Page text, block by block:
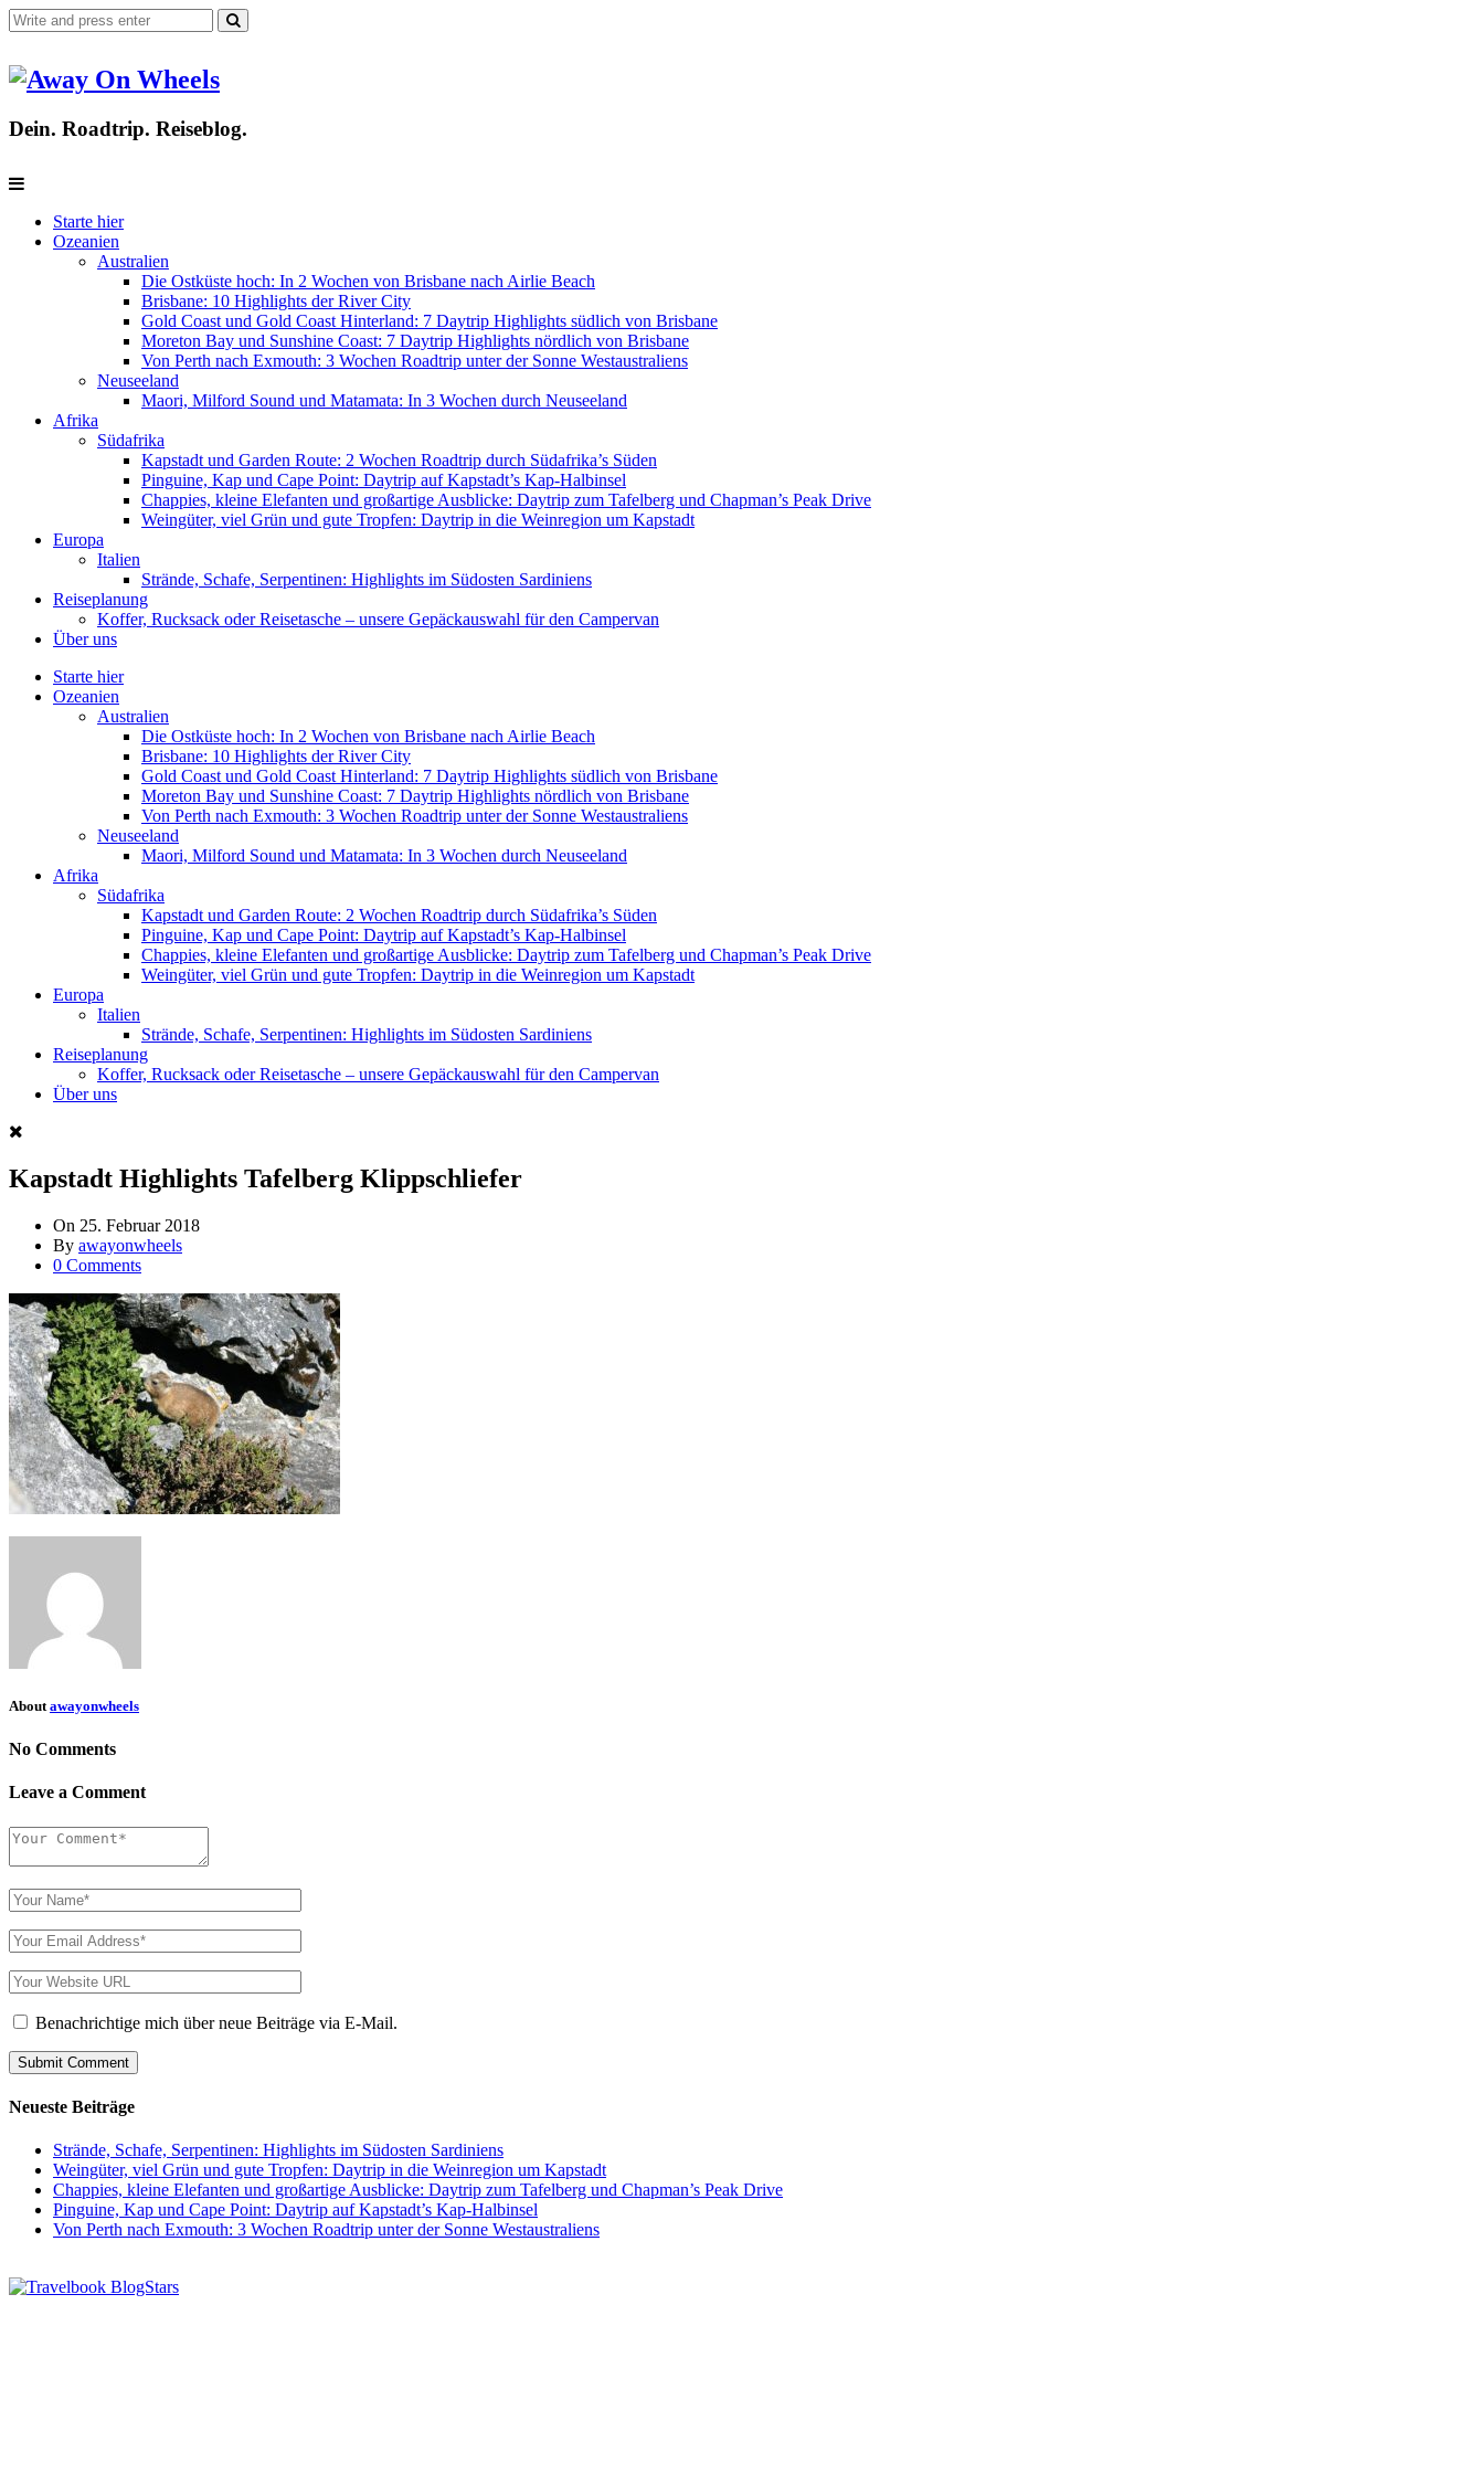
Dein. Roadtrip. Reiseblog.
Starte hier
Ozeanien
Australien
Die Ostküste hoch: In 2 Wochen von Brisbane nach Airlie Beach
Brisbane: 10 Highlights der River City
Gold Coast und Gold Coast Hinterland: 7 Daytrip Highlights südlich von Brisbane
Moreton Bay und Sunshine Coast: 7 Daytrip Highlights nördlich von Brisbane
Von Perth nach Exmouth: 3 Wochen Roadtrip unter der Sonne Westaustraliens
Neuseeland
Maori, Milford Sound und Matamata: In 3 Wochen durch Neuseeland
Afrika
Südafrika
Kapstadt und Garden Route: 2 Wochen Roadtrip durch Südafrika’s Süden
Pinguine, Kap und Cape Point: Daytrip auf Kapstadt’s Kap-Halbinsel
Chappies, kleine Elefanten und großartige Ausblicke: Daytrip zum Tafelberg und Chapman’s Peak Drive
Weingüter, viel Grün und gute Tropfen: Daytrip in die Weinregion um Kapstadt
Europa
Italien
Strände, Schafe, Serpentinen: Highlights im Südosten Sardiniens
Reiseplanung
Koffer, Rucksack oder Reisetasche – unsere Gepäckauswahl für den Campervan
Über uns
Starte hier
Ozeanien
Australien
Die Ostküste hoch: In 2 Wochen von Brisbane nach Airlie Beach
Brisbane: 10 Highlights der River City
Gold Coast und Gold Coast Hinterland: 7 Daytrip Highlights südlich von Brisbane
Moreton Bay und Sunshine Coast: 7 Daytrip Highlights nördlich von Brisbane
Von Perth nach Exmouth: 3 Wochen Roadtrip unter der Sonne Westaustraliens
Neuseeland
Maori, Milford Sound und Matamata: In 3 Wochen durch Neuseeland
Afrika
Südafrika
Kapstadt und Garden Route: 2 Wochen Roadtrip durch Südafrika’s Süden
Pinguine, Kap und Cape Point: Daytrip auf Kapstadt’s Kap-Halbinsel
Chappies, kleine Elefanten und großartige Ausblicke: Daytrip zum Tafelberg und Chapman’s Peak Drive
Weingüter, viel Grün und gute Tropfen: Daytrip in die Weinregion um Kapstadt
Europa
Italien
Strände, Schafe, Serpentinen: Highlights im Südosten Sardiniens
Reiseplanung
Koffer, Rucksack oder Reisetasche – unsere Gepäckauswahl für den Campervan
Über uns
Kapstadt Highlights Tafelberg Klippschliefer
On 25. Februar 2018
By awayonwheels
0 Comments
About awayonwheels
No Comments
Leave a Comment
Benachrichtige mich über neue Beiträge via E-Mail.
Neueste Beiträge
Strände, Schafe, Serpentinen: Highlights im Südosten Sardiniens
Weingüter, viel Grün und gute Tropfen: Daytrip in die Weinregion um Kapstadt
Chappies, kleine Elefanten und großartige Ausblicke: Daytrip zum Tafelberg und Chapman’s Peak Drive
Pinguine, Kap und Cape Point: Daytrip auf Kapstadt’s Kap-Halbinsel
Von Perth nach Exmouth: 3 Wochen Roadtrip unter der Sonne Westaustraliens